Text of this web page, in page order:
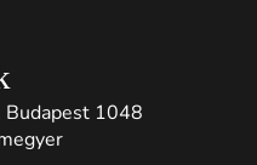
Budapest 1048